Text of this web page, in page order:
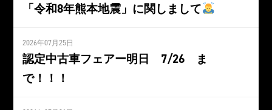
「令和8年熊本地震」に関しまして
2026年07月25日
認定中古車フェアー明日 7/26 ま
で！！！